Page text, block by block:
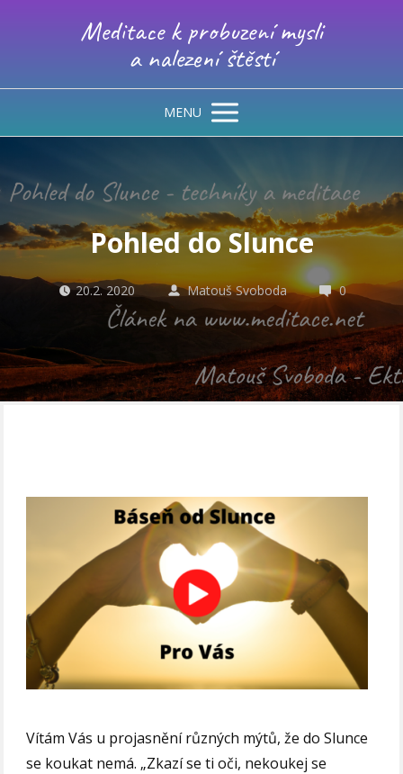
Meditace k probuzení mysli
a nalezení štěstí
MENU
Pohled do Slunce
20.2. 2020 Matouš Svoboda 0
Vítám Vás u projasnění různých mýtů, že do Slunce
se koukat nemá. „Zkazí se ti oči, nekoukej se